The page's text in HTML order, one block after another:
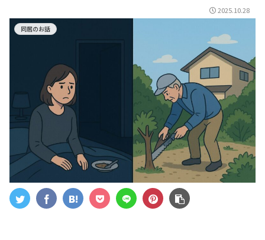
2025.10.28
同居のお話